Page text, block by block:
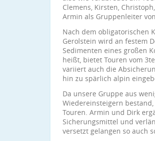
Clemens, Kirsten,
Armin als Gruppenleiter
Nach dem obligatorischen
Gerolstein wird an festem
Sedimenten eines großen
heißt, bietet Touren vom
variiert auch die
hin zu spärlich alpin
Da unsere Gruppe aus
Wiedereinsteigern
Touren. Armin und Dirk
Sicherungsmittel und
versetzt gelangen so auch